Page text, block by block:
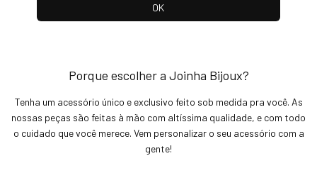
Porque escolher a Joinha Bijoux?
Tenha um acessório único e exclusivo feito sob medida pra você. As
nossas peças são feitas à mão com altíssima qualidade, e com todo
o cuidado que você merece. Vem personalizar o seu acessório com a
gente!